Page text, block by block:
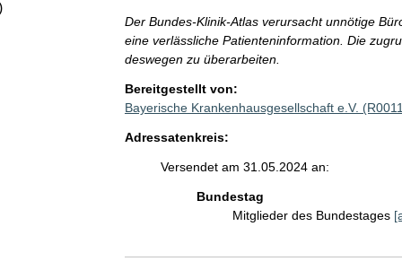
Der Bundes-Klinik-Atlas verursacht unnötige
eine verlässliche Patienteninformation. Die
deswegen zu überarbeiten.
Bereitgestellt von:
Bayerische Krankenhausgesellschaft e.V.
Adressatenkreis:
Versendet am 31.05.2024 an:
Bundestag
Mitglieder des Bundestages